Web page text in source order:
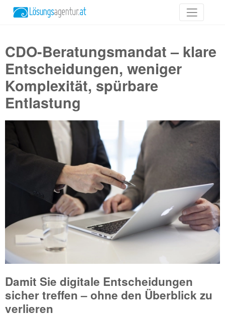
CDO-Beratungsmandat – klare
Entscheidungen, weniger
Komplexität, spürbare
Entlastung
Damit Sie digitale Entscheidungen
sicher treffen – ohne den Überblick zu
verlieren